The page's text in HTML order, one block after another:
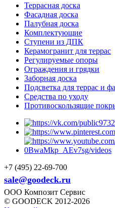
Террасная доска
Фасадная доска
Палубная доска
Комплектующие
Ступени из ДПК
Керамогранит для террас
Регулируемые опоры
Ограждения и грядки
Заборная доска
Подсветка для террас и
Средства по уходу
Противоскользящие
+7 (495) 22-69-700
sale@goodeck.ru
ООО Композит Сервис
© GOODECK 2012-2026